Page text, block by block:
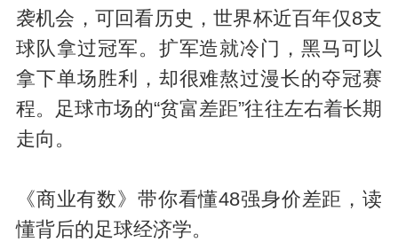
袭机会，可回看历史，世界杯近百年仅8支
球队拿过冠军。扩军造就冷门，黑马可以
拿下单场胜利，却很难熬过漫长的夺冠赛
程。足球市场的“贫富差距”往往左右着长期
走向。
《商业有数》带你看懂48强身价差距，读
懂背后的足球经济学。